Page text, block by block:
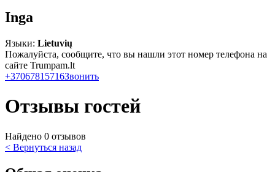
Inga
Языки: Lietuvių
Пожалуйста, сообщите, что вы нашли этот номер телефона на
сайте Trumpam.lt
+37067815716Звонить
Отзывы гостей
Найдено 0 отзывов
< Вернуться назад